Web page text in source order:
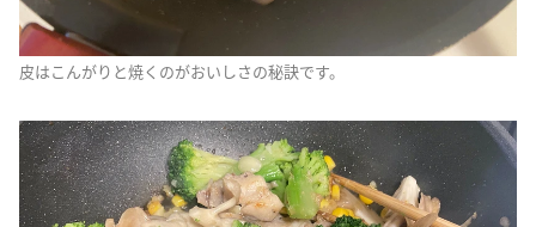
皮はこんがりと焼くのがおいしさの秘訣です。